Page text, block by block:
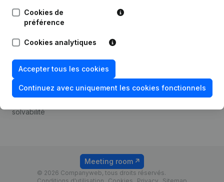
Cookies de
préférence
Cookies analytiques
Accepter tous les cookies
Continuez avec uniquement les cookies fonctionnels
Compliance et prévention
de la fraude
Consulter des comptes
Recherche de numéro de
TVA
solvabilité
Tarifs
© 2026 Companyweb, tous droits réservés.
Meeting room